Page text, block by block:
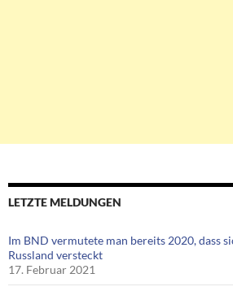
LETZTE MELDUNGEN
Im BND vermutete man bereits 2020, dass
Russland versteckt
17. Februar 2021